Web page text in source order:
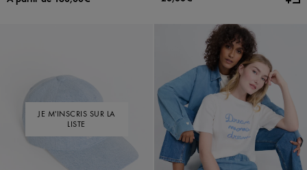
JE M'INSCRIS SUR LA
LISTE